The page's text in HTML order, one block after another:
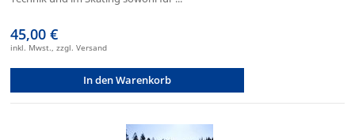
45,00 €
inkl. Mwst., zzgl. Versand
In den Warenkorb